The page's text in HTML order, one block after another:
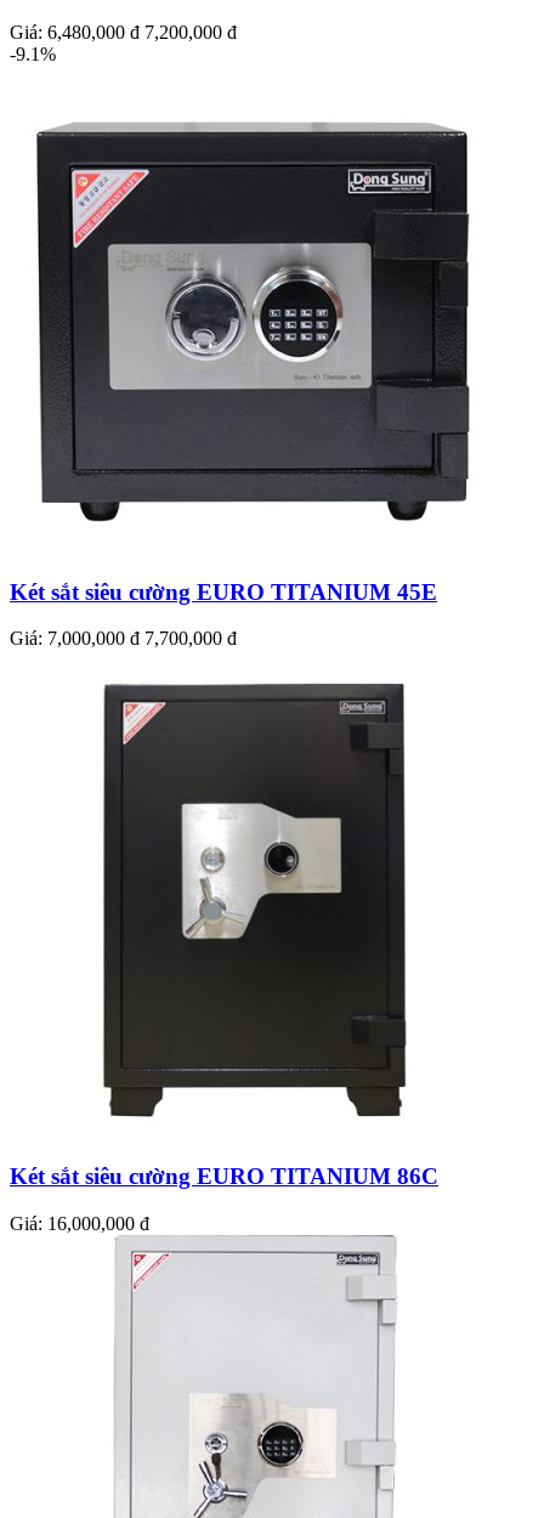
Giá: 6,480,000 đ 7,200,000 đ
-9.1%
Két sắt siêu cường EURO TITANIUM 45E
Giá: 7,000,000 đ 7,700,000 đ
Két sắt siêu cường EURO TITANIUM 86C
Giá: 16,000,000 đ